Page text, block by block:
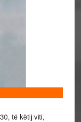
të këtij viti,